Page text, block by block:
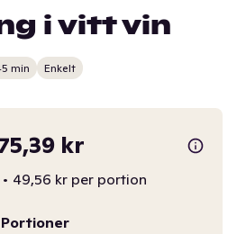
i vitt vin
min Enkelt
kr
• 49,56 kr per portion
Portioner